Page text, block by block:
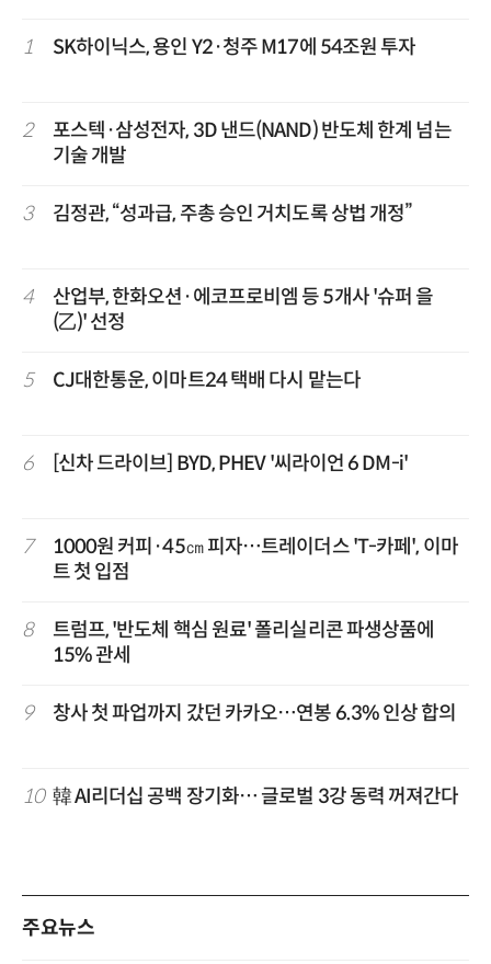
1 SK하이닉스, 용인 Y2·청주 M17에 54조원 투자
2
포스텍·삼성전자, 3D 낸드(NAND) 반도체 한계 넘는
기술 개발
3 김정관, “성과급, 주총 승인 거치도록 상법 개정”
4
산업부, 한화오션·에코프로비엠 등 5개사 '슈퍼 을
(乙)' 선정
5 CJ대한통운, 이마트24 택배 다시 맡는다
6 [신차 드라이브] BYD, PHEV '씨라이언 6 DM-i'
7
1000원 커피·45㎝ 피자…트레이더스 'T-카페', 이마
트 첫 입점
8
트럼프, '반도체 핵심 원료' 폴리실리콘 파생상품에
15% 관세
9 창사 첫 파업까지 갔던 카카오…연봉 6.3% 인상 합의
10 韓 AI리더십 공백 장기화… 글로벌 3강 동력 꺼져간다
주요뉴스